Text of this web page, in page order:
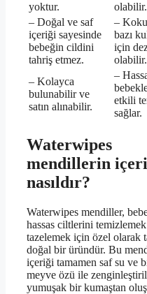
yoktur.
olabilir.
– Doğal ve saf
içeriği sayesinde
bebeğin cildini
tahriş etmez.
–
bazı
için
olabilir.
– Kolayca
bulunabilir ve
satın alınabilir.
–
etkili
sağlar.
Waterwipes
mendillerin
nasıldır?
Waterwipes mendiller,
hassas ciltlerini
tazelemek için özel olarak
doğal bir üründür. Bu
içeriği tamamen saf su ve
meyve özü ile
yumuşak bir kumaştan